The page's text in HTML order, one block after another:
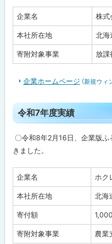
年
度
実
績
令
実
績
令
6
度
実
績
令
和
5
年
度
企業名 株式
本社所在地 北海
寄附対象事業 放課
企業ホームページ （新規ウィ
ト
ッ
プ
に
る
令和7年度実績
〇令和8年2月16日、企業版
きました。
企業名 ホク
本社所在地 北海
寄付額
寄附対象事業 農業